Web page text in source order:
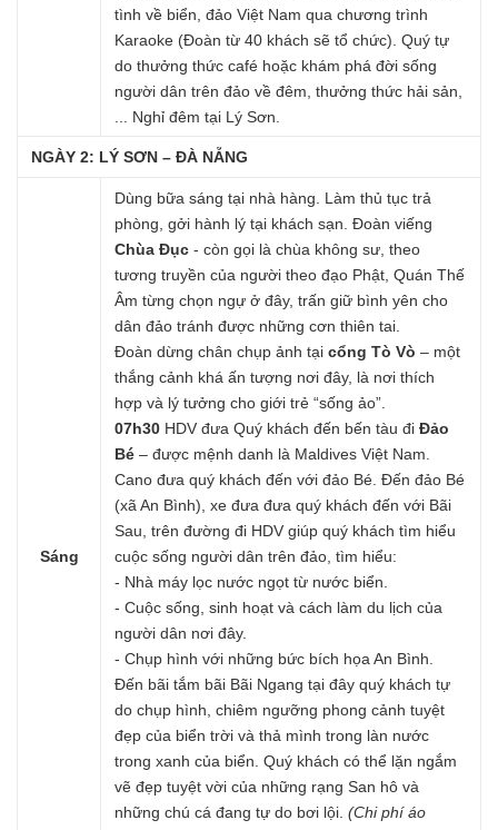
tình về biển, đảo Việt Nam qua chương trình
Karaoke (Đoàn từ 40 khách sẽ tổ chức). Quý tự
do thưởng thức café hoặc khám phá đời sống
người dân trên đảo về đêm, thưởng thức hải sản,
... Nghỉ đêm tại Lý Sơn.
NGÀY 2: LÝ SƠN – ĐÀ NẴNG
Sáng
Dùng bữa sáng tại nhà hàng. Làm thủ tục trả
phòng, gởi hành lý tại khách sạn. Đoàn viếng
Chùa Đục - còn gọi là chùa không sư, theo
tương truyền của người theo đạo Phật, Quán Thế
Âm từng chọn ngự ở đây, trấn giữ bình yên cho
dân đảo tránh được những cơn thiên tai.
Đoàn dừng chân chụp ảnh tạicổng Tò Vò – một
thắng cảnh khá ấn tượng nơi đây, là nơi thích
hợp và lý tưởng cho giới trẻ “sống ảo”.
07h30 HDV đưa Quý khách đến bến tàu điĐảo
Bé – được mệnh danh là Maldives Việt Nam.
Cano đưa quý khách đến với đảo Bé. Đến đảo Bé
(xã An Bình), xe đưa đưa quý khách đến với Bãi
Sau, trên đường đi HDV giúp quý khách tìm hiểu
cuộc sống người dân trên đảo, tìm hiểu:
- Nhà máy lọc nước ngọt từ nước biển.
- Cuộc sống, sinh hoạt và cách làm du lịch của
người dân nơi đây.
- Chụp hình với những bức bích họa An Bình.
Đến bãi tắm bãi Bãi Ngang tại đây quý khách tự
do chụp hình, chiêm ngưỡng phong cảnh tuyệt
đẹp của biển trời và thả mình trong làn nước
trong xanh của biển. Quý khách có thể lặn ngắm
vẽ đẹp tuyệt vời của những rạng San hô và
những chú cá đang tự do bơi lội.(Chi phí áo